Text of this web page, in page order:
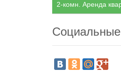
2-комн. Аренда